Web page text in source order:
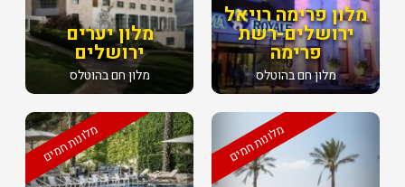
מלון יערים
ירושלים
מלון חם בהוטלס
מלון פרימה רויאל
ירושלים-רשת
פרימה
מלון חם בהוטלס
מלונות חמים מלונות חמים